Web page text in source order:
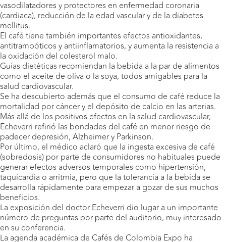
vasodilatadores y protectores en enfermedad coronaria
(cardiaca), reducción de la edad vascular y de la diabetes
mellitus.
El café tiene también importantes efectos antioxidantes,
antitrambóticos y antiinflamatorios, y aumenta la resistencia a
la oxidación del colesterol malo.
Guías dietéticas recomiendan la bebida a la par de alimentos
como el aceite de oliva o la soya, todos amigables para la
salud cardiovascular.
Se ha descubierto además que el consumo de café reduce la
mortalidad por cáncer y el depósito de calcio en las arterias.
Más allá de los positivos efectos en la salud cardiovascular,
Echeverri refirió las bondades del café en menor riesgo de
padecer depresión, Alzheimer y Parkinson.
Por último, el médico aclaró que la ingesta excesiva de café
(sobredosis) por parte de consumidores no habituales puede
generar efectos adversos temporales como hipertensión,
taquicardia o arritmia, pero que la tolerancia a la bebida se
desarrolla rápidamente para empezar a gozar de sus muchos
beneficios.
La exposición del doctor Echeverri dio lugar a un importante
número de preguntas por parte del auditorio, muy interesado
en su conferencia.
La agenda académica de Cafés de Colombia Expo ha